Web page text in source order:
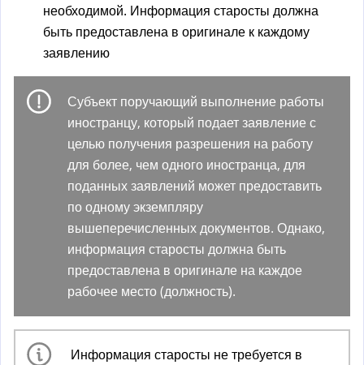
необходимой. Информация старосты должна
быть предоставлена в оригинале к каждому
заявлению
Субъект поручающий выполнение работы
иностранцу, который подает заявление с
целью получения разрешения на работу
для более, чем одного иностранца, для
поданных заявлений может предоставить
по одному экземпляру
вышеперечисленных документов. Однако,
информация старосты должна быть
предоставлена в оригинале на каждое
рабочее место (должность).
Информация старосты не требуется в